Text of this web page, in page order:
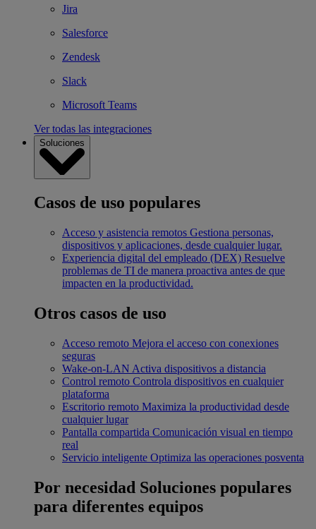
Jira
Salesforce
Zendesk
Slack
Microsoft Teams
Ver todas las integraciones
Soluciones
Casos de uso populares
Acceso y asistencia remotos Gestiona personas,
dispositivos y aplicaciones, desde cualquier lugar.
Experiencia digital del empleado (DEX) Resuelve
problemas de TI de manera proactiva antes de que
impacten en la productividad.
Otros casos de uso
Acceso remoto Mejora el acceso con conexiones
seguras
Wake-on-LAN Activa dispositivos a distancia
Control remoto Controla dispositivos en cualquier
plataforma
Escritorio remoto Maximiza la productividad desde
cualquier lugar
Pantalla compartida Comunicación visual en tiempo
real
Servicio inteligente Optimiza las operaciones posventa
Por necesidad Soluciones populares
para diferentes equipos